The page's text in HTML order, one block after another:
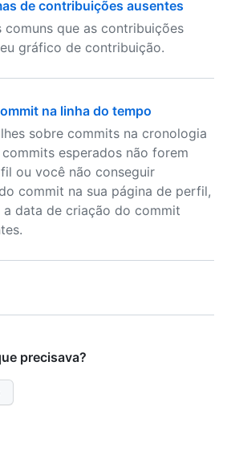
de contribuições ausentes
comuns que as contribuições
gráfico de contribuição.
na linha do tempo
sobre commits na cronologia
esperados não forem
ou você não conseguir
commit na sua página de perfil,
data de criação do commit
precisava?